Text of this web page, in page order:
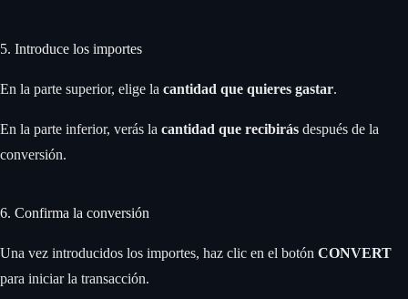
5. Introduce los importes
En la parte superior, elige la cantidad que quieres gastar.
En la parte inferior, verás la cantidad que recibirás después de la
conversión.
6. Confirma la conversión
Una vez introducidos los importes, haz clic en el botón CONVERT
para iniciar la transacción.